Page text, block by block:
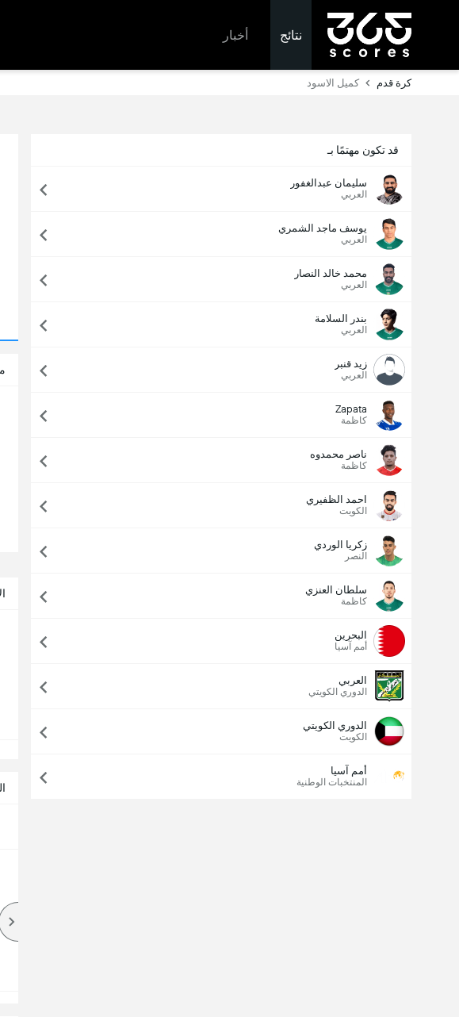
نتائج أخبار
كرة قدم كميل الاسود
قد تكون مهتمًا بـ
سليمان عبدالغفور
العربي
يوسف ماجد الشمري
العربي
محمد خالد النصار
العربي
بندر السلامة
العربي
زيد قنبر
العربي
Zapata
كاظمة
ناصر محمدوه
كاظمة
احمد الظفيري
الكويت
زكريا الوردي
النصر
سلطان العنزي
كاظمة
البحرين
أمم آسيا
العربي
الدوري الكويتي
الدوري الكويتي
الكويت
أمم آسيا
المنتخبات الوطنية